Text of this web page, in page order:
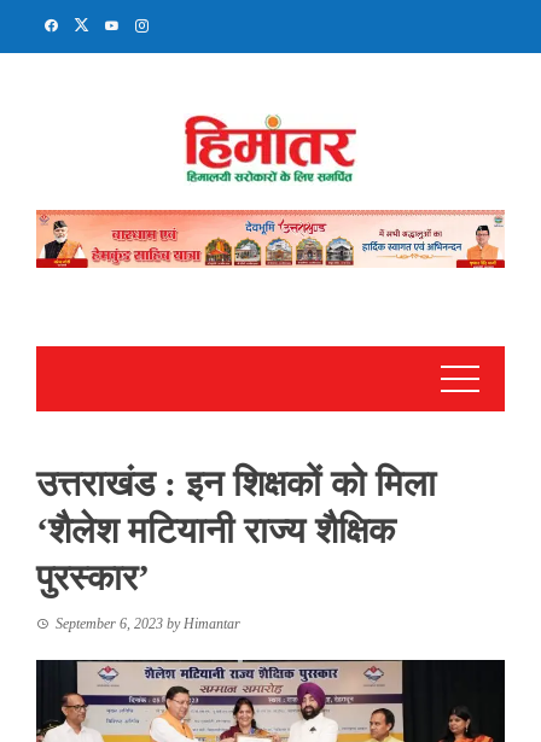
उत्तराखंड : इन शिक्षकों को मिला
‘शैलेश मटियानी राज्य शैक्षिक
पुरस्कार’
September 6, 2023 byHimantar